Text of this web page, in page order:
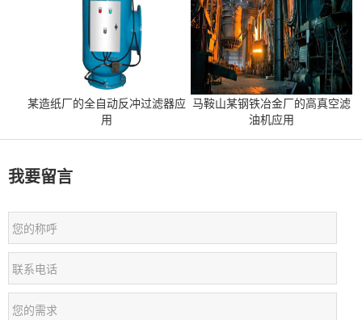
某造纸厂的全自动反冲过滤器应
用
马鞍山某钢铁冶金厂的高真空滤
油机应用
我要留言